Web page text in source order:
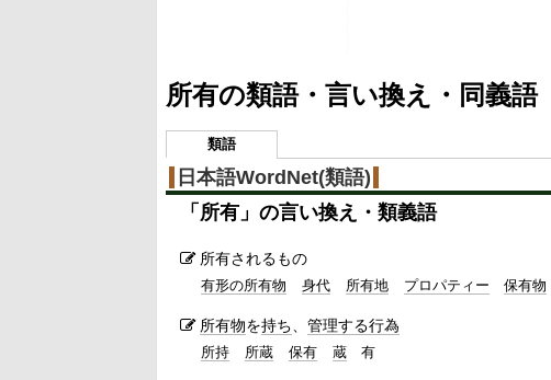
所有の類語・言い換え・同義語
類語
日本語WordNet(類語)
「 所有 」の言い換え・類義語
所有されるもの
有形の所有物 身代 所有地 プロパティー 保有物
所有物を持ち、 管理する行為
所持 所蔵 保有 蔵 有